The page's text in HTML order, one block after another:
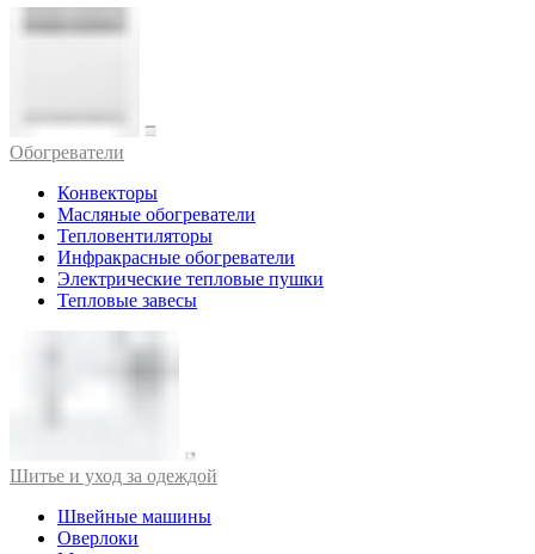
Обогреватели
Конвекторы
Масляные обогреватели
Тепловентиляторы
Инфракрасные обогреватели
Электрические тепловые пушки
Тепловые завесы
Шитье и уход за одеждой
Швейные машины
Оверлоки